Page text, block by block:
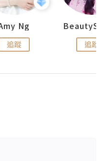
Ng
追蹤 追蹤